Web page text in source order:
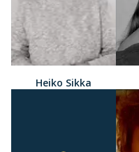
Heiko Sikka